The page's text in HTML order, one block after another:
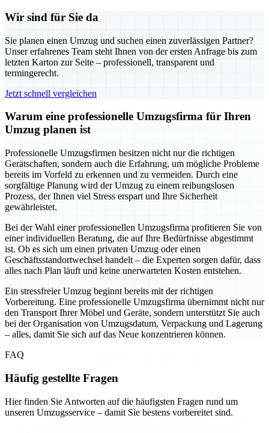
Wir sind für Sie da
Sie planen einen Umzug und suchen einen zuverlässigen Partner?
Unser erfahrenes Team steht Ihnen von der ersten Anfrage bis zum
letzten Karton zur Seite – professionell, transparent und
termingerecht.
Jetzt schnell vergleichen
Warum eine professionelle Umzugsfirma für Ihren
Umzug planen ist
Professionelle Umzugsfirmen besitzen nicht nur die richtigen
Gerätschaften, sondern auch die Erfahrung, um mögliche Probleme
bereits im Vorfeld zu erkennen und zu vermeiden. Durch eine
sorgfältige Planung wird der Umzug zu einem reibungslosen
Prozess, der Ihnen viel Stress erspart und Ihre Sicherheit
gewährleistet.
Bei der Wahl einer professionellen Umzugsfirma profitieren Sie von
einer individuellen Beratung, die auf Ihre Bedürfnisse abgestimmt
ist. Ob es sich um einen privaten Umzug oder einen
Geschäftsstandortwechsel handelt – die Experten sorgen dafür, dass
alles nach Plan läuft und keine unerwarteten Kosten entstehen.
Ein stressfreier Umzug beginnt bereits mit der richtigen
Vorbereitung. Eine professionelle Umzugsfirma übernimmt nicht nur
den Transport Ihrer Möbel und Geräte, sondern unterstützt Sie auch
bei der Organisation von Umzugsdatum, Verpackung und Lagerung
– alles, damit Sie sich auf das Neue konzentrieren können.
FAQ
Häufig gestellte Fragen
Hier finden Sie Antworten auf die häufigsten Fragen rund um
unseren Umzugsservice – damit Sie bestens vorbereitet sind.